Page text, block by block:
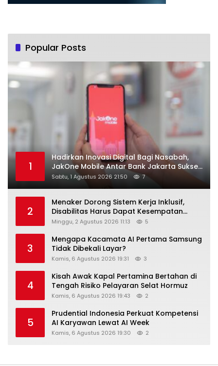
Popular Posts
1
Hadirkan Inovasi Digital Bagi Nasabah,
JakOne Mobile Antar Bank Jakarta Sukses
Raih Digital Excellence Awards 2026
Sabtu, 1 Agustus 2026 21:50 7
2
Menaker Dorong Sistem Kerja Inklusif,
Disabilitas Harus Dapat Kesempatan
Setara
Minggu, 2 Agustus 2026 11:13 5
3
Mengapa Kacamata AI Pertama Samsung
Tidak Dibekali Layar?
Kamis, 6 Agustus 2026 19:31 3
4
Kisah Awak Kapal Pertamina Bertahan di
Tengah Risiko Pelayaran Selat Hormuz
Kamis, 6 Agustus 2026 19:43 2
5
Prudential Indonesia Perkuat Kompetensi
AI Karyawan Lewat AI Week
Kamis, 6 Agustus 2026 19:30 2